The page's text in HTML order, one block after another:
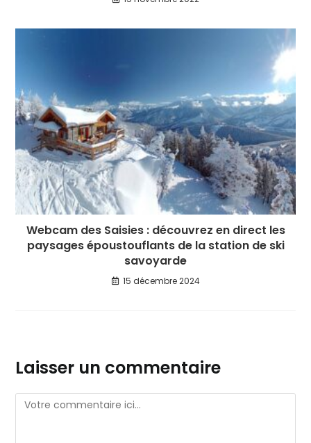
Webcam des Saisies : découvrez en direct les
paysages époustouflants de la station de ski
savoyarde
15 décembre 2024
Laisser un commentaire
Comment